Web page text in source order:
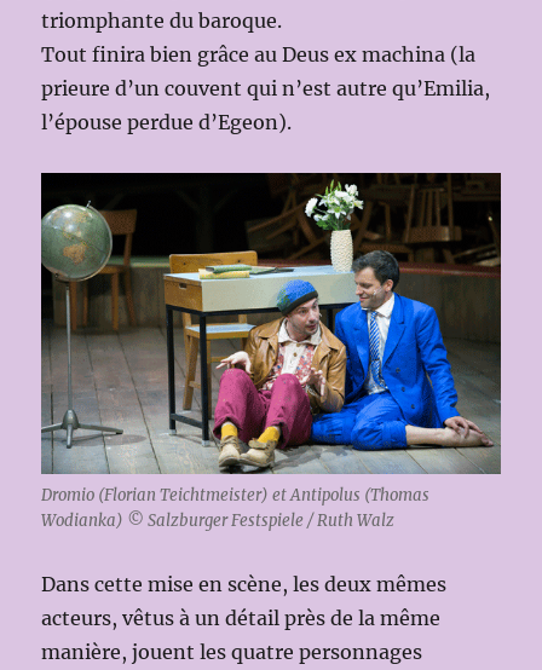
triomphante du baroque.
Tout finira bien grâce au Deus ex machina (la
prieure d’un couvent qui n’est autre qu’Emilia,
l’épouse perdue d’Egeon).
Dromio (Florian Teichtmeister) et Antipolus (Thomas
Wodianka) © Salzburger Festspiele / Ruth Walz
Dans cette mise en scène, les deux mêmes
acteurs, vêtus à un détail près de la même
manière, jouent les quatre personnages